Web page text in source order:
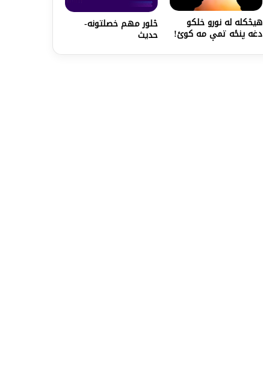
هیڅکله له نورو خلکو
دغه پنځه تمې مه کوئ!
څلور مهم خصلتونه-
حدیث